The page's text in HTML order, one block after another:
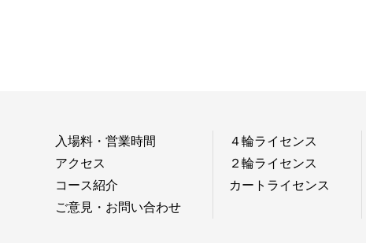
入場料・営業時間
アクセス
コース紹介
ご意見・お問い合わせ
４輪ライセンス
２輪ライセンス
カートライセンス